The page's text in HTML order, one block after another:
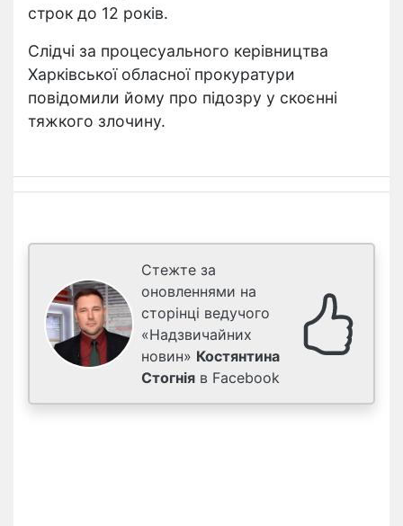
строк до 12 років.
Слідчі за процесуального керівництва
Харківської обласної прокуратури
повідомили йому про підозру у скоєнні
тяжкого злочину.
Стежте за
оновленнями на
сторінці ведучого
«Надзвичайних
новин» Костянтина
Стогнія в Facebook